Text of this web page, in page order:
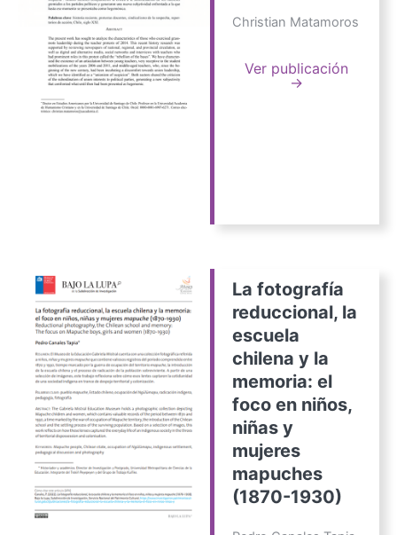
Christian Matamoros
Ver publicación
→
La fotografía
reduccional, la
escuela
chilena y la
memoria: el
foco en niños,
niñas y
mujeres
mapuches
(1870-1930)